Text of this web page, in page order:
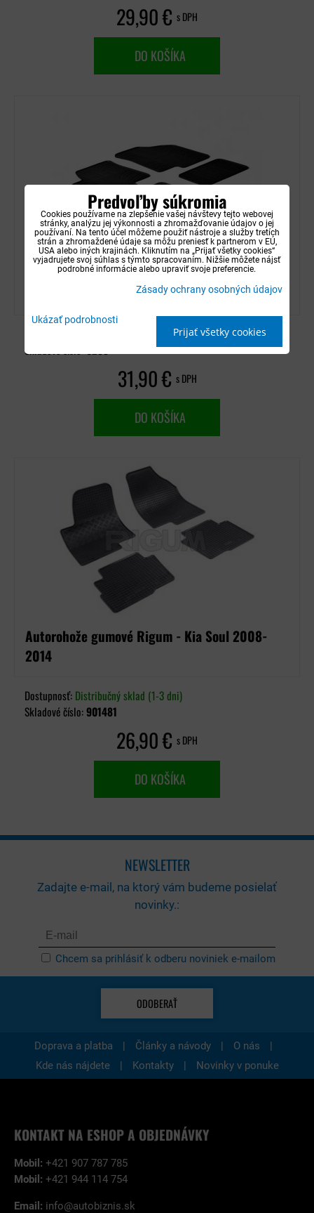
29,90 € s DPH
DO KOŠÍKA
Autorohože gumové Gledring - Kia Soul 2008-
Distribučný sklad (1-3 dni)
Skladové číslo:
31,90 € s DPH
DO KOŠÍKA
Autorohože gumové Rigum - Kia Soul 2008-
2014
Dostupnosť: Distribučný sklad (1-3 dni)
Skladové číslo:901481
26,90 € s DPH
DO KOŠÍKA
NEWSLETTER
Zadajte e-mail, na ktorý vám budeme posielať
novinky.:
Chcem sa prihlásiť k odberu noviniek e-mailom
ODOBERAŤ
Doprava a platba | Články a návody | O nás
|
Kde nás nájdete
| Kontakty | Novinky v ponuke
KONTAKT NA ESHOP A OBJEDNÁVKY
Mobil: +421 907 787 785
Mobil: +421 944 114 754
Email: info@autobiznis.sk
Predvoľby súkromia
Cookies používame na zlepšenie vašej návštevy tejto webovej
stránky, analýzu jej výkonnosti a zhromažďovanie údajov o jej
používaní. Na tento účel môžeme použiť nástroje a služby tretích
strán a zhromaždené údaje sa môžu preniesť k partnerom v EÚ,
USA alebo iných krajinách. Kliknutím na „Prijať všetky cookies“
vyjadrujete svoj súhlas s týmto spracovaním. Nižšie môžete nájsť
podrobné informácie alebo upraviť svoje preferencie.
Zásady ochrany osobných údajov
Ukázať podrobnosti
Prijať všetky cookies